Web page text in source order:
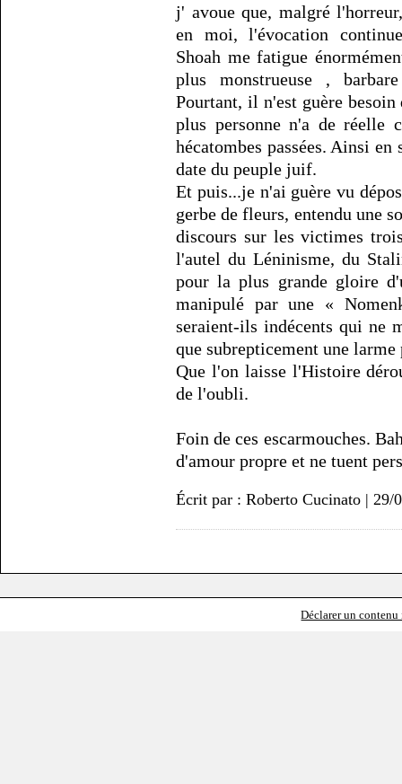
j' avoue que, malgré
en moi, l'évocation
Shoah me fatigue
plus monstrueuse ,
Pourtant, il n'est guère
plus personne n'a de réelle
hécatombes passées. Ainsi
date du peuple juif.
Et puis...je n'ai guère vu
gerbe de fleurs, entendu une
discours sur les victimes
l'autel du Léninisme, du
pour la plus grande gloire
manipulé par une «
seraient-ils indécents qui ne
que subrepticement une larme
Que l'on laisse l'Histoire
de l'oubli.
Foin de ces escarmouches.
d'amour propre et ne tuent
Écrit par : Roberto Cucinato | 29/
Déclarer un